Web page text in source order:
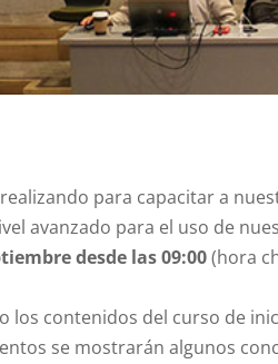
para capacitar a
avanzado para el uso de
desde las 09:00(hora
los contenidos del curso de
se mostrarán algunos